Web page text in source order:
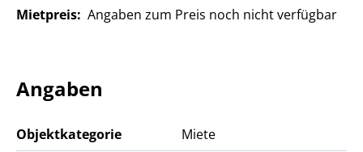
Mietpreis: Angaben zum Preis noch nicht verfügbar
Angaben
Objektkategorie
Miete